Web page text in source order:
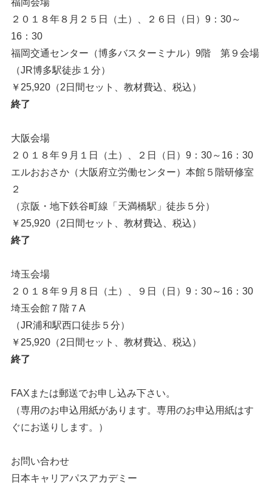
福岡会場
２０１８年８月２５日（土）、２６日（日）9：30～
16：30
福岡交通センター（博多バスターミナル）9階 第９会場
（JR博多駅徒歩１分）
￥25,920（2日間セット、教材費込、税込）
終了
大阪会場
２０１８年９月１日（土）、２日（日）9：30～16：30
エルおおさか（大阪府立労働センター）本館５階研修室
２
（京阪・地下鉄谷町線「天満橋駅」徒歩５分）
￥25,920（2日間セット、教材費込、税込）
終了
埼玉会場
２０１８年９月８日（土）、９日（日）9：30～16：30
埼玉会館７階７A
（JR浦和駅西口徒歩５分）
￥25,920（2日間セット、教材費込、税込）
終了
FAXまたは郵送でお申し込み下さい。
（専用のお申込用紙があります。専用のお申込用紙はす
ぐにお送りします。）
お問い合わせ
日本キャリアパスアカデミー